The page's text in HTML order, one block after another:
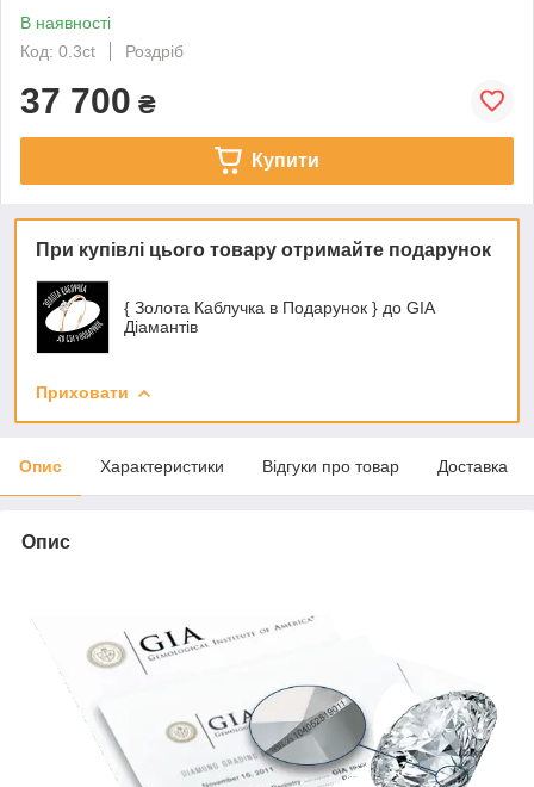
В наявності
Код: 0.3ct
Роздріб
37 700 ₴
Купити
При купівлі цього товару отримайте подарунок
{ Золота Каблучка в Подарунок } до GIA
Діамантів
Приховати
Опис Характеристики Відгуки про товар Доставка
Опис